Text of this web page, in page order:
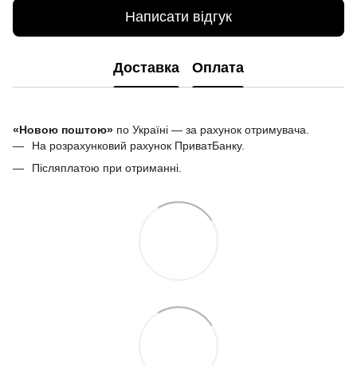
Написати відгук
Доставка Оплата
«Новою поштою» по Україні — за рахунок отримувача.
На розрахунковий рахунок ПриватБанку.
Післяплатою при отриманні.